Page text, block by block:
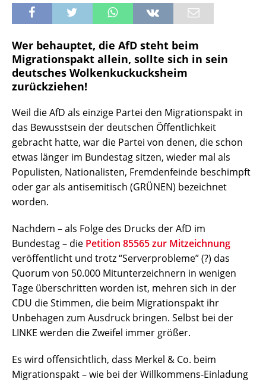
Wer behauptet, die AfD steht beim
Migrationspakt allein, sollte sich in sein
deutsches Wolkenkuckucksheim
zurückziehen!
Weil die AfD als einzige Partei den Migrationspakt in
das Bewusstsein der deutschen Öffentlichkeit
gebracht hatte, war die Partei von denen, die schon
etwas länger im Bundestag sitzen, wieder mal als
Populisten, Nationalisten, Fremdenfeinde beschimpft
oder gar als antisemitisch (GRÜNEN) bezeichnet
worden.
Nachdem – als Folge des Drucks der AfD im
Bundestag – die Petition 85565 zur Mitzeichnung
veröffentlicht und trotz “Serverprobleme” (?) das
Quorum von 50.000 Mitunterzeichnern in wenigen
Tage überschritten worden ist, mehren sich in der
CDU die Stimmen, die beim Migrationspakt ihr
Unbehagen zum Ausdruck bringen. Selbst bei der
LINKE werden die Zweifel immer größer.
Es wird offensichtlich, dass Merkel & Co. beim
Migrationspakt – wie bei der Willkommens-Einladung